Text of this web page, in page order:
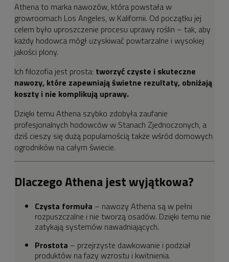
Athena to marka nawozów, która powstała w
growroomach Los Angeles, w Kalifornii. Od początku jej
celem było uproszczenie procesu uprawy roślin – tak, aby
każdy hodowca mógł uzyskiwać powtarzalne i wysokiej
jakości plony.
Ich filozofia jest prosta: tworzyć czyste i skuteczne
nawozy, które zapewniają świetne rezultaty, obniżają
koszty i nie komplikują uprawy.
Dzięki temu Athena szybko zdobyła zaufanie
profesjonalnych hodowców w Stanach Zjednoczonych, a
dziś cieszy się dużą popularnością także wśród domowych
ogrodników na całym świecie.
Dlaczego Athena jest wyjątkowa?
Czysta formuła – nawozy Athena są w pełni
rozpuszczalne i nie tworzą osadów. Dzięki temu nie
zatykają systemów nawadniających.
Prostota – przejrzyste dawkowanie i podział
produktów na fazy wzrostu i kwitnienia.